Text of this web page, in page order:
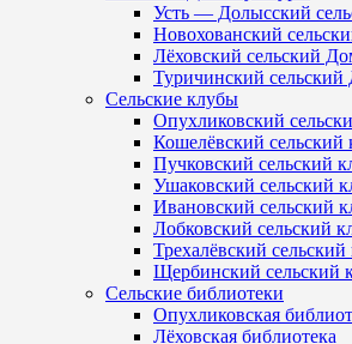
Усть — Долысский
Новохованский
Лёховский сельский
Туричинский сельский
Сельские клубы
Опухликовский
Кошелёвский сельский
Пучковский сельский
Ушаковский сельский
Ивановский сельский
Лобковский сельский
Трехалёвский сельский
Щербинский сельский
Сельские библиотеки
Опухликовская
Лёховская библиотека